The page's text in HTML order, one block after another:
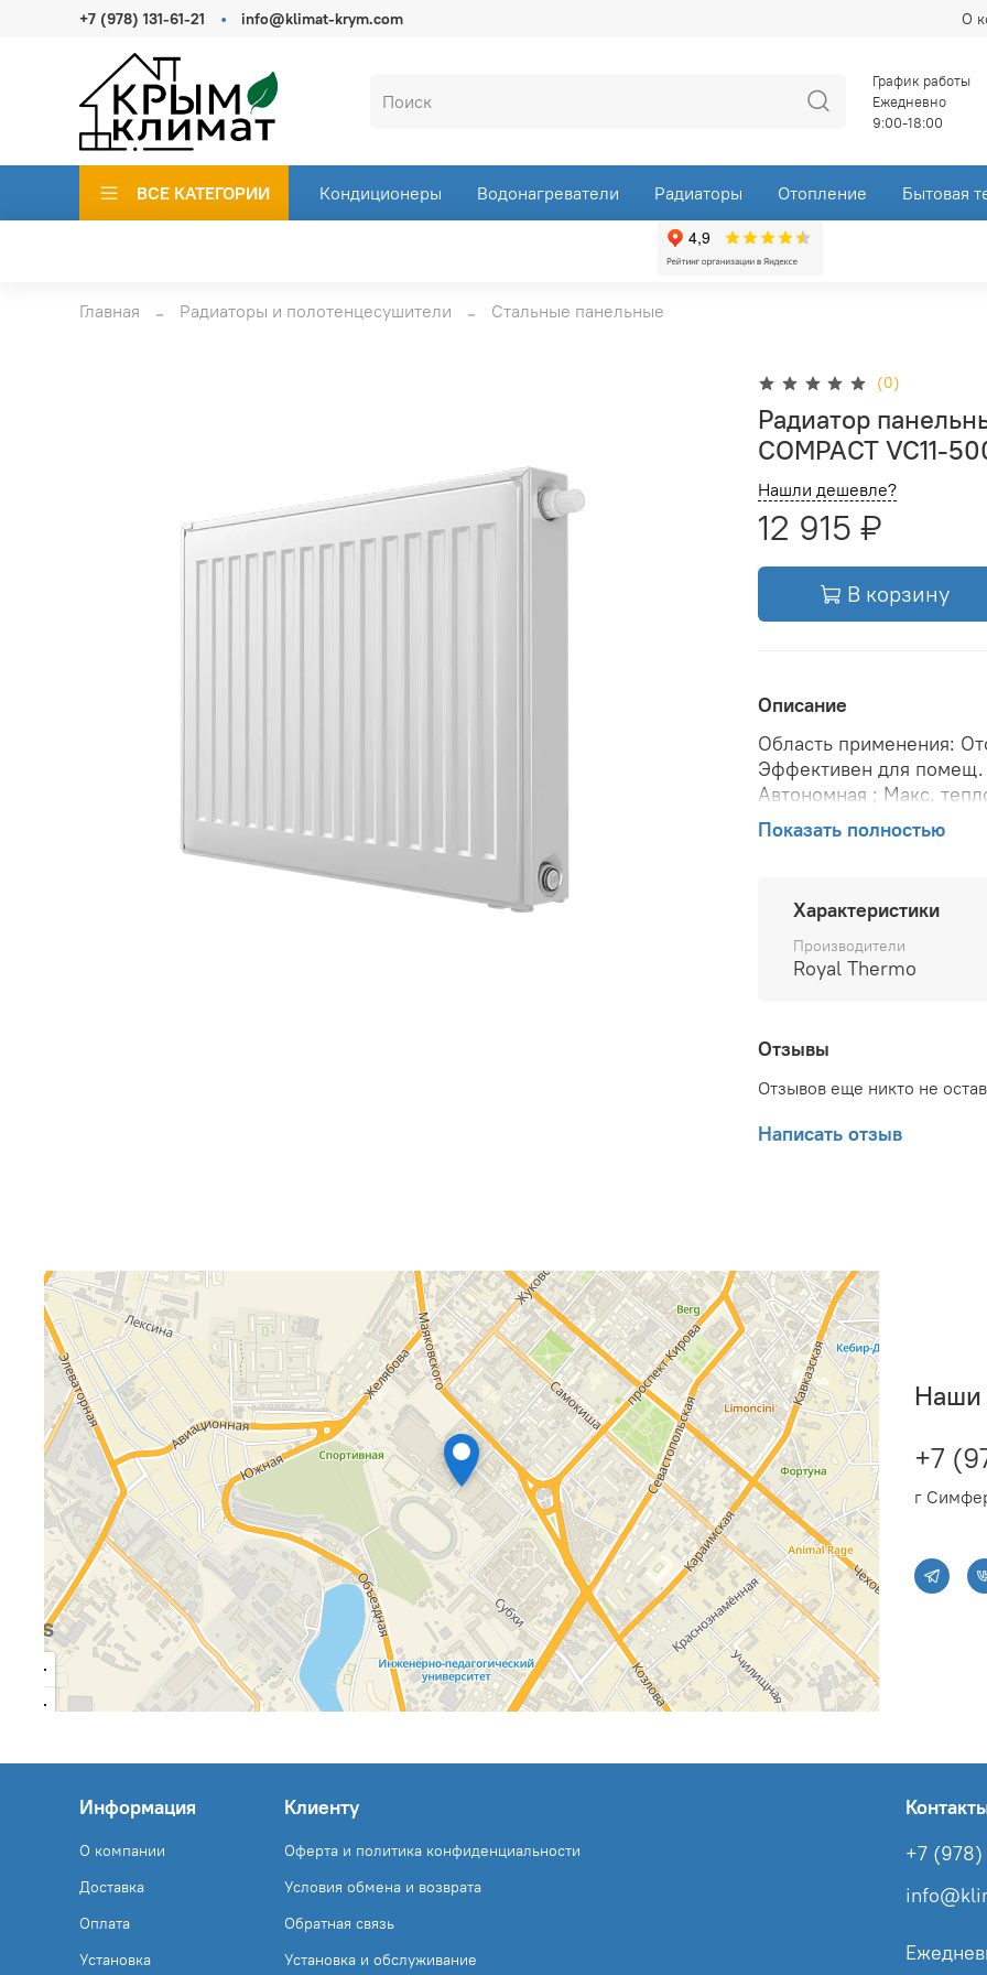
О
+7 (978) 131-61-21 info@klimat-krym.com
График работы
Ежедневно
9:00-18:00
ВСЕ КАТЕГОРИИ Кондиционеры Водонагреватели Радиаторы Отопление Бытовая
Главная Радиаторы и полотенцесушители Стальные панельные
(0)
Радиатор
COMPACT VC11-
Нашли дешевле?
12 915 ₽
В корзину
Описание
Область применения:
Эффективен для помещ.
Автономная ; Макс.
рабочее давление: 10
при Δt 70: 3110 Вт;
Межосевое
воды в радиаторе: 7.02
подключения: Нижнее ;
Глубина упаковки
документ: Гарантийный
Показать полностью
Характеристики
Производители
Royal Thermo
Отзывы
Отзывов еще никто не
Написать отзыв
Наши
+7
г
Информация
О компании
Доставка
Оплата
Установка
Клиенту
Оферта и политика конфиденциальности
Условия обмена и возврата
Обратная связь
Установка и обслуживание
+7 (978)